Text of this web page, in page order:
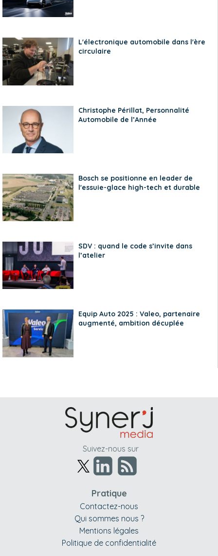
L'électronique automobile dans l'ère
circulaire
Christophe Périllat, Personnalité
Automobile de l’Année
Bosch se positionne en leader de
l'essuie-glace high-tech et durable
SDV : quand le code s’invite dans
l’atelier
Equip Auto 2025 : Valeo, partenaire
augmenté, ambition décuplée
Suivez-nous sur
Pratique
Contactez-nous
Qui sommes nous ?
Mentions légales
Politique de confidentialité